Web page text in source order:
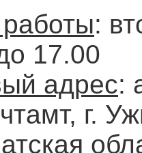
:
17.00
адрес:
г.